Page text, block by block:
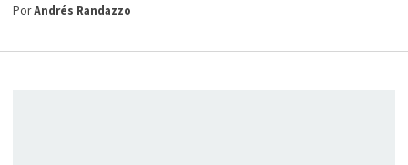
PorAndrés Randazzo